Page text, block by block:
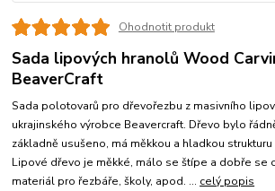
Ohodnotit produkt
Sada lipových hranolů Wood
BeaverCraft
Sada polotovarů pro dřevořezbu z masivního
ukrajinského výrobce Beavercraft. Dřevo bylo
základně usušeno, má měkkou a hladkou
Lipové dřevo je měkké, málo se štípe a dobře se
materiál pro řezbáře, školy, apod. ... celý popis